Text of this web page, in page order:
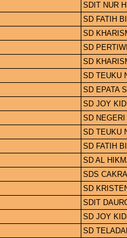
SDIT NUR
SD FATIH
SD
SD
SD
SD TEUKU
SD EPATA
SD JOY
SD NEGERI
SD TEUKU
SD FATIH
SD AL
SDS
SD
SDIT
SD JOY
SD